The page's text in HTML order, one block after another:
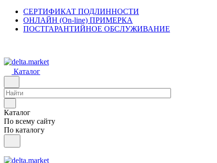
СЕРТИФИКАТ ПОДЛИННОСТИ
ОНЛАЙН (On-line) ПРИМЕРКА
ПОСТГАРАНТИЙНОЕ ОБСЛУЖИВАНИЕ
Каталог
Каталог
По всему сайту
По каталогу